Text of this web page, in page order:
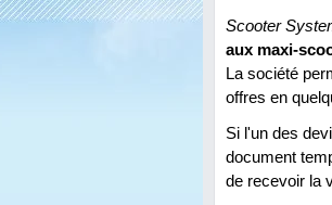
Scooter
aux maxi-
La société
offres en
Si l'un des
document
de recevoir la